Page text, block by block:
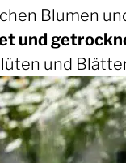
Blumen
und
und